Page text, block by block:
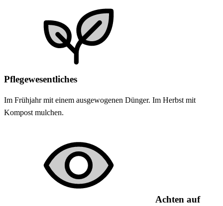
Pflegewesentliches
Im Frühjahr mit einem ausgewogenen Dünger. Im Herbst mit
Kompost mulchen.
Achten auf